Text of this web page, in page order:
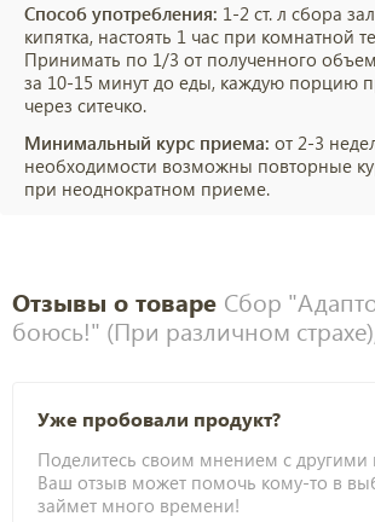
Способ употребления: 1-2 ст. л сбора
кипятка, настоять 1 час при комнатной
Принимать по 1/3 от полученного
за 10-15 минут до еды, каждую порцию
через ситечко.
Минимальный курс приема: от 2-3
необходимости возможны повторные
при неоднократном приеме.
Отзывы о товаре Сбор
боюсь!" (При различном
Уже пробовали продукт?
Поделитесь своим мнением с другими
Ваш отзыв может помочь кому-то в
займет много времени!